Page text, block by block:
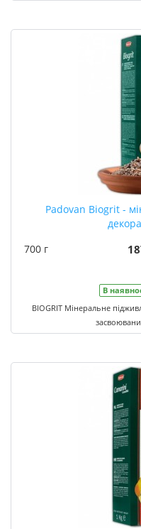
Padovan Biogrit -
700 г
В
BIOGRIT Мінеральне